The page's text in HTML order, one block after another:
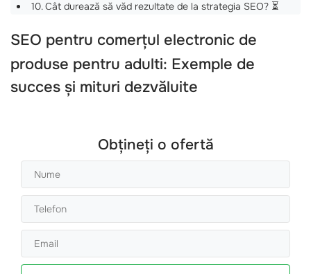
10. Cât durează să văd rezultate de la strategia SEO? ⏳
SEO pentru comerțul electronic de
produse pentru adulti: Exemple de
succes și mituri dezvăluite
Obțineți o ofertă